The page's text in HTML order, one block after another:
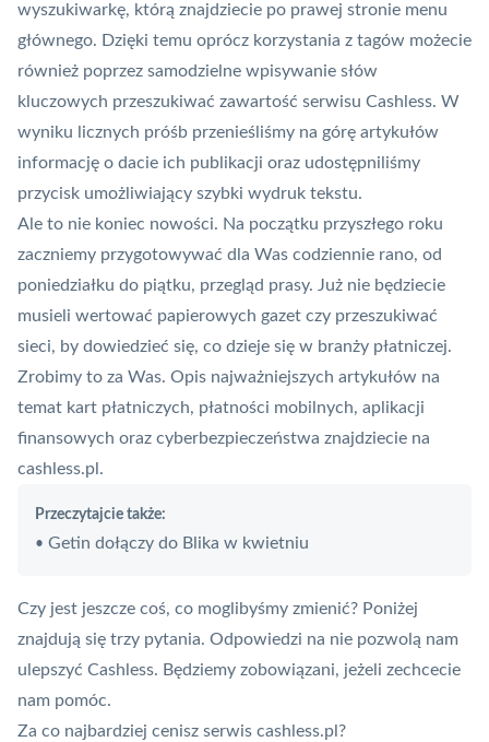
wyszukiwarkę, którą znajdziecie po prawej stronie menu
głównego. Dzięki temu oprócz korzystania z tagów możecie
również poprzez samodzielne wpisywanie słów
kluczowych przeszukiwać zawartość serwisu Cashless. W
wyniku licznych próśb przenieśliśmy na górę artykułów
informację o dacie ich publikacji oraz udostępniliśmy
przycisk umożliwiający szybki wydruk tekstu.
Ale to nie koniec nowości. Na początku przyszłego roku
zaczniemy przygotowywać dla Was codziennie rano, od
poniedziałku do piątku, przegląd prasy. Już nie będziecie
musieli wertować papierowych gazet czy przeszukiwać
sieci, by dowiedzieć się, co dzieje się w branży płatniczej.
Zrobimy to za Was. Opis najważniejszych artykułów na
temat kart płatniczych, płatności mobilnych, aplikacji
finansowych oraz cyberbezpieczeństwa znajdziecie na
cashless.pl.
Przeczytajcie także:
• Getin dołączy do Blika w kwietniu
Czy jest jeszcze coś, co moglibyśmy zmienić? Poniżej
znajdują się trzy pytania. Odpowiedzi na nie pozwolą nam
ulepszyć Cashless. Będziemy zobowiązani, jeżeli zechcecie
nam pomóc.
Za co najbardziej cenisz serwis cashless.pl?